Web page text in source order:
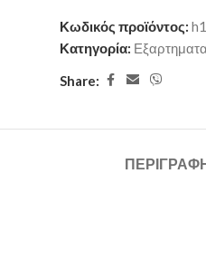
Κωδικός προϊόντος:
Κατηγορία:
Share: